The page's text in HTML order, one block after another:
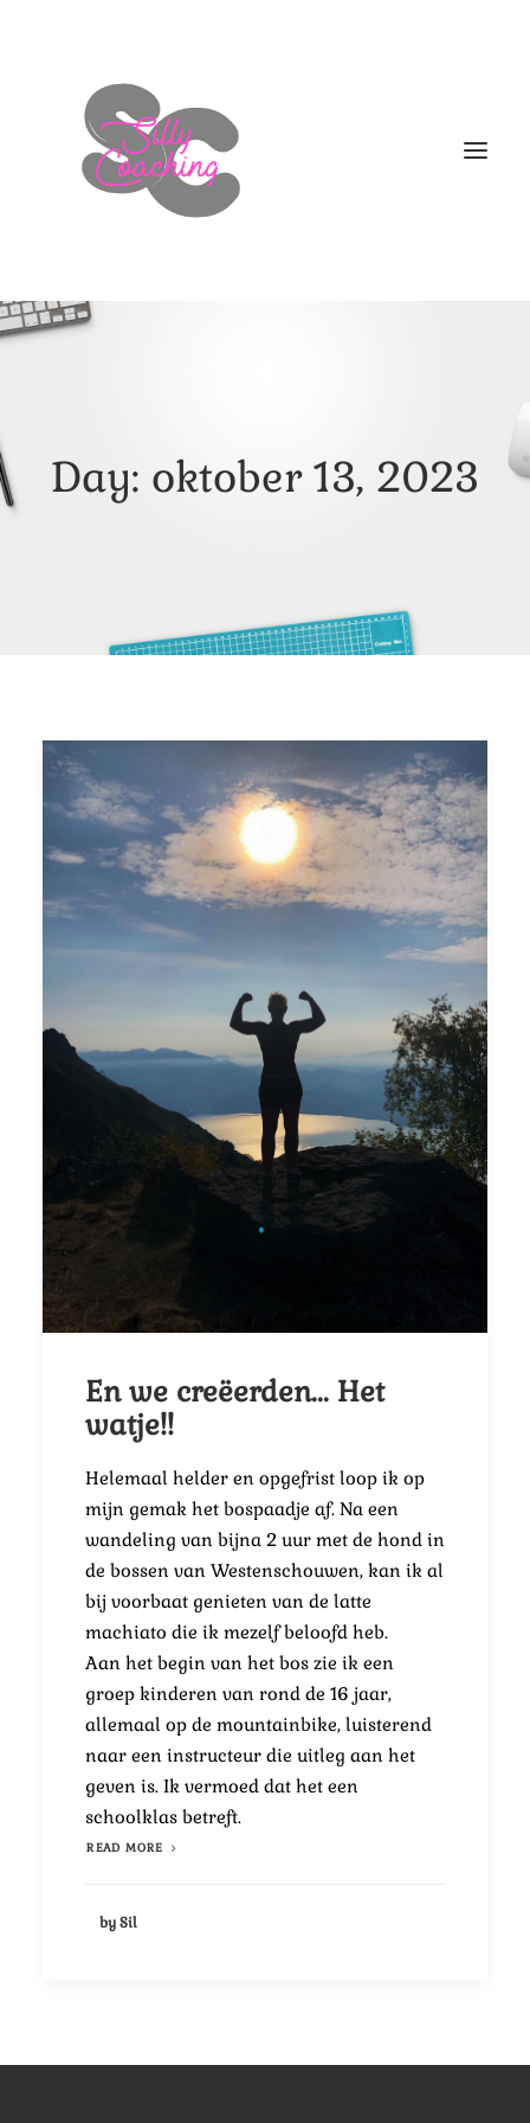
HOE NU VERDER
Day: oktober 13, 2023
En we creëerden... Het
watje!!
Helemaal helder en opgefrist loop ik op
mijn gemak het bospaadje af. Na een
wandeling van bijna 2 uur met de hond in
de bossen van Westenschouwen, kan ik al
bij voorbaat genieten van de latte
machiato die ik mezelf beloofd heb.
Aan het begin van het bos zie ik een
groep kinderen van rond de 16 jaar,
allemaal op de mountainbike, luisterend
naar een instructeur die uitleg aan het
geven is. Ik vermoed dat het een
schoolklas betreft.
READ MORE
by Sil